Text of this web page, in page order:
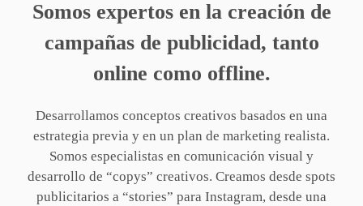
Somos expertos en la creación de
campañas de publicidad, tanto
online como offline.
Desarrollamos conceptos creativos basados en una
estrategia previa y en un plan de marketing realista.
Somos especialistas en comunicación visual y
desarrollo de “copys” creativos. Creamos desde spots
publicitarios a “stories” para Instagram, desde una